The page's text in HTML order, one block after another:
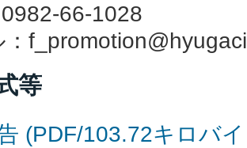
66-1028
等
(PDF/103.72キロバ